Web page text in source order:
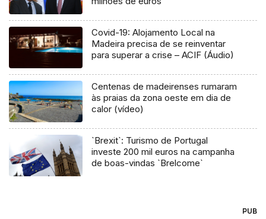
Covid-19: Alojamento Local na
Madeira precisa de se reinventar
para superar a crise – ACIF (Áudio)
Centenas de madeirenses rumaram
às praias da zona oeste em dia de
calor (vídeo)
`Brexit`: Turismo de Portugal
investe 200 mil euros na campanha
de boas-vindas `Brelcome`
PUB